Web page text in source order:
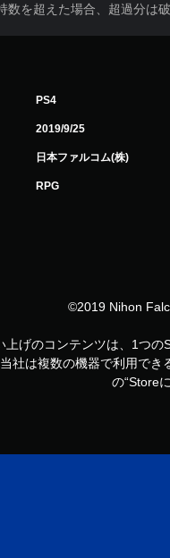
を超えた場合、超過分は
PS4
2019/9/25
日本ファルコム(株)
RPG
©2019 Nihon
げのコンテンツは、1つ
社は複数の機器で利用で
の“Store